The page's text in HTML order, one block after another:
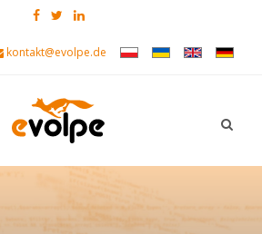
kontakt@evolpe.de